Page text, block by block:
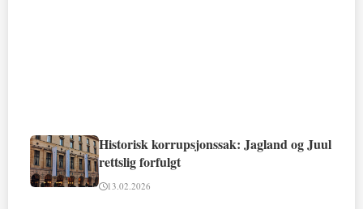
Historisk korrupsjonssak: Jagland og Juul
rettslig forfulgt
13.02.2026